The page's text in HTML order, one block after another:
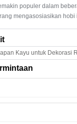
populer dalam
mengasosiasikan
jenis kelamin. Ada banyak
di antaranya:
Kayu untuk Dekorasi